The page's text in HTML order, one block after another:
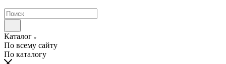
Каталог
По всему сайту
По каталогу